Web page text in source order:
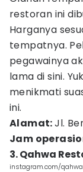
restoran ini
Harganya
tempatnya.
pegawainya
lama di sini.
menikmati
ini.
Alamat:Jl.
Jam
3. Qahwa
instagram.com/